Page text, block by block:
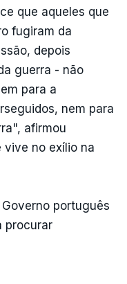
que aqueles que
fugiram da
depois
guerra - não
para a
nem para
afirmou
vive no exílio na
português
procurar